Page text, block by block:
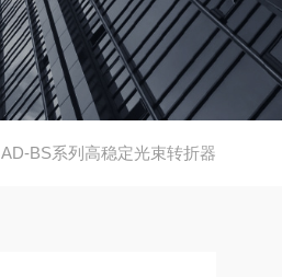
AD-BS系列高稳定光束转折器